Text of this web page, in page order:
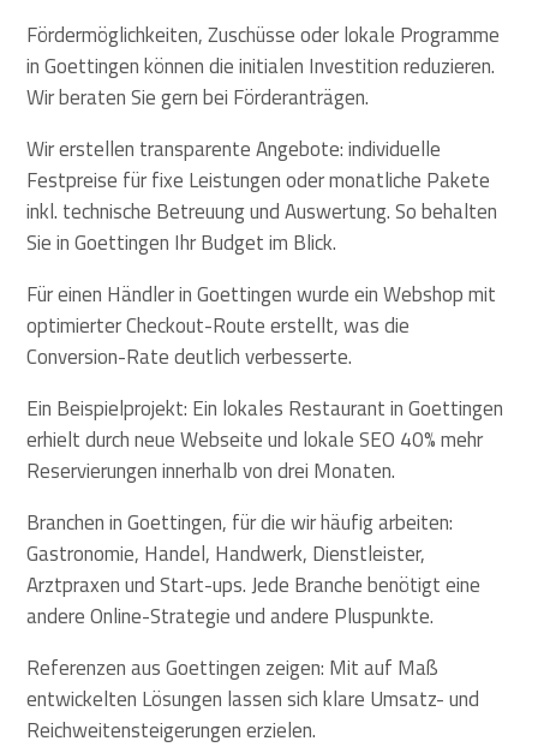
Fördermöglichkeiten, Zuschüsse oder lokale Programme
in Goettingen können die initialen Investition reduzieren.
Wir beraten Sie gern bei Förderanträgen.
Wir erstellen transparente Angebote: individuelle
Festpreise für fixe Leistungen oder monatliche Pakete
inkl. technische Betreuung und Auswertung. So behalten
Sie in Goettingen Ihr Budget im Blick.
Für einen Händler in Goettingen wurde ein Webshop mit
optimierter Checkout-Route erstellt, was die
Conversion-Rate deutlich verbesserte.
Ein Beispielprojekt: Ein lokales Restaurant in Goettingen
erhielt durch neue Webseite und lokale SEO 40% mehr
Reservierungen innerhalb von drei Monaten.
Branchen in Goettingen, für die wir häufig arbeiten:
Gastronomie, Handel, Handwerk, Dienstleister,
Arztpraxen und Start-ups. Jede Branche benötigt eine
andere Online-Strategie und andere Pluspunkte.
Referenzen aus Goettingen zeigen: Mit auf Maß
entwickelten Lösungen lassen sich klare Umsatz- und
Reichweitensteigerungen erzielen.